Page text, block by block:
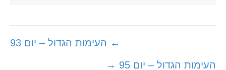
← העימות הגדול – יום 93
העימות הגדול – יום 95 →